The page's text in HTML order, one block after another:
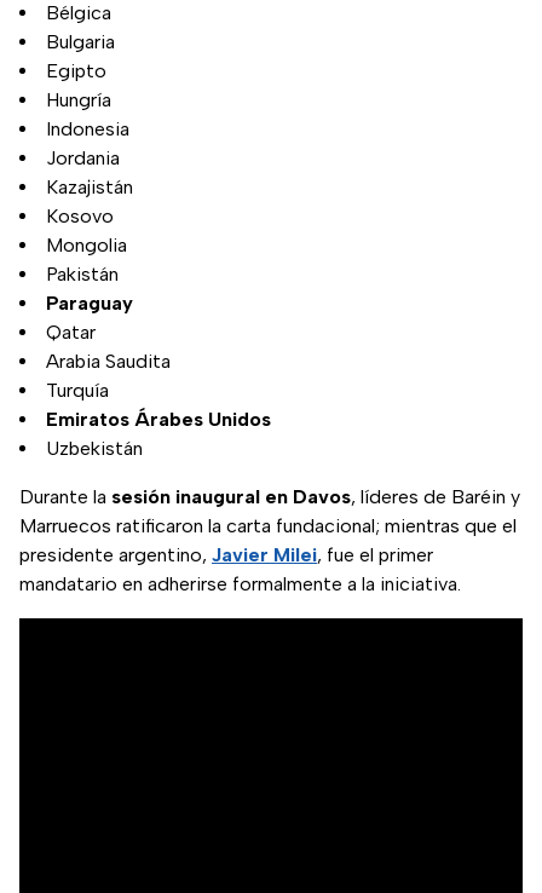
Bélgica
Bulgaria
Egipto
Hungría
Indonesia
Jordania
Kazajistán
Kosovo
Mongolia
Pakistán
Paraguay
Qatar
Arabia Saudita
Turquía
Emiratos Árabes Unidos
Uzbekistán
Durante la sesión inaugural en Davos, líderes de Baréin y
Marruecos ratificaron la carta fundacional; mientras que el
presidente argentino, Javier Milei, fue el primer
mandatario en adherirse formalmente a la iniciativa.